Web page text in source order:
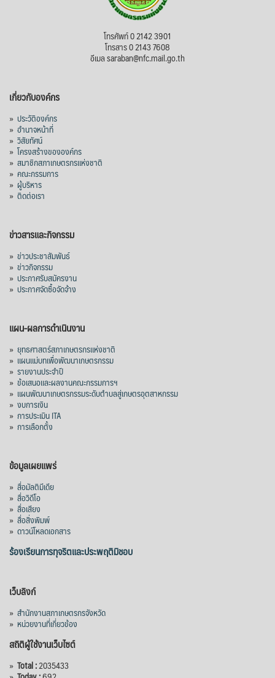
โทรศัพท์ 0 2142 3901
โทรสาร 0 2143 7608
อีเมล saraban@nfc.mail.go.th
เกี่ยวกับองค์กร
» ประวัติองค์กร
» อำนาจหน้าที่
» วิสัยทัศน์
» โครงสร้างขององค์กร
» สมาชิกสภาเกษตรกรแห่งชาติ
» คณะกรรมการ
» ผู้บริหาร
» ติดต่อเรา
ข่าวสารและกิจกรรม
» ข่าวประชาสัมพันธ์
» ข่าวกิจกรรม
» ประกาศรับสมัครงาน
» ประกาศจัดซื้อจัดจ้าง
แผน-ผลการดำเนินงาน
» ยุทธศาสตร์สภาเกษตรกรแห่งชาติ
» แผนแม่บทเพื่อพัฒนาเกษตรกรรม
» รายงานประจำปี
» ข้อเสนอและผลงานคณะกรรมการฯ
» แผนพัฒนาเกษตรกรรมระดับตำบลสู่เกษตรอุตสาหกรรม
» งบการเงิน
» การประเมิน ITA
» การเลือกตั้ง
ข้อมูลเผยแพร่
» สื่อมัลติมีเดีย
» สื่อวิดีโอ
» สื่อเสียง
» สื่อสิ่งพิมพ์
» ดาวน์โหลดเอกสาร
ร้องเรียนการทุจริตและประพฤติมิชอบ
เว็บลิงก์
» สำนักงานสภาเกษตรกรจังหวัด
» หน่วยงานที่เกี่ยวข้อง
สถิติผู้ใช้งานเว็บไซต์
» Total :2035433